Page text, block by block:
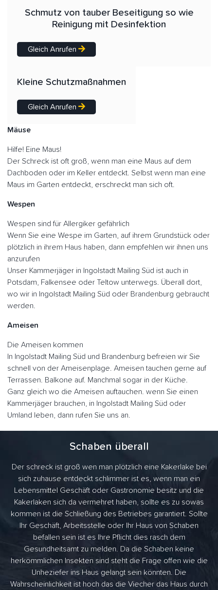
Schmutz von tauber Beseitigung so wie
Reinigung mit Desinfektion
Gleich Anrufen
Kleine Schutzmaßnahmen
Gleich Anrufen
Mäuse
Hilfe! Eine Maus!
Der Schreck ist oft groß, wenn man eine Maus auf dem
Dachboden oder im Keller entdeckt. Selbst wenn man eine
Maus im Garten entdeckt, erschreckt man sich oft.
Wespen
Wespen sind für Allergiker gefährlich
Wenn Sie eine Wespe im Garten, auf ihrem Grundstück oder
plötzlich in ihrem Haus haben, dann empfehlen wir ihnen uns
anzurufen
Unser Kammerjäger in Ingolstadt Mailing Süd ist auch in
Potsdam, Falkensee oder Teltow unterwegs. Überall dort,
wo wir in Ingolstadt Mailing Süd oder Brandenburg gebraucht
werden.
Ameisen
Die Ameisen kommen
In Ingolstadt Mailing Süd und Brandenburg befreien wir Sie
schnell von der Ameisenplage. Ameisen tauchen gerne auf
Terrassen. Balkone auf. Manchmal sogar in der Küche.
Ganz gleich wo die Ameisen auftauchen. wenn Sie einen
Kammerjäger brauchen, in Ingolstadt Mailing Süd oder
Umland leben, dann rufen Sie uns an.
Schaben überall
Der schreck ist groß wen man plötzlich eine Kakerlake bei
sich zuhause entdeckt schlimmer ist es, wenn man ein
Lebensmittel Geschäft oder Gastronomie besitz und die
Kakerlaken sich da vermehret haben, sollte es zu sowas
kommen ist die Schließung des Betriebes garantiert. Sollte
Ihr Geschäft, Arbeitsstelle oder Ihr Haus von Schaben
befallen sein ist es Ihre Pflicht dies rasch dem
Gesundheitsamt zu melden. Da die Schaben keine
herkömmlichen Insekten sind steht die Frage offen wie die
Unheziefer ins Haus gelangt sein könnten. Die
Wahrscheinlichkeit ist hoch das die Viecher das Haus durch